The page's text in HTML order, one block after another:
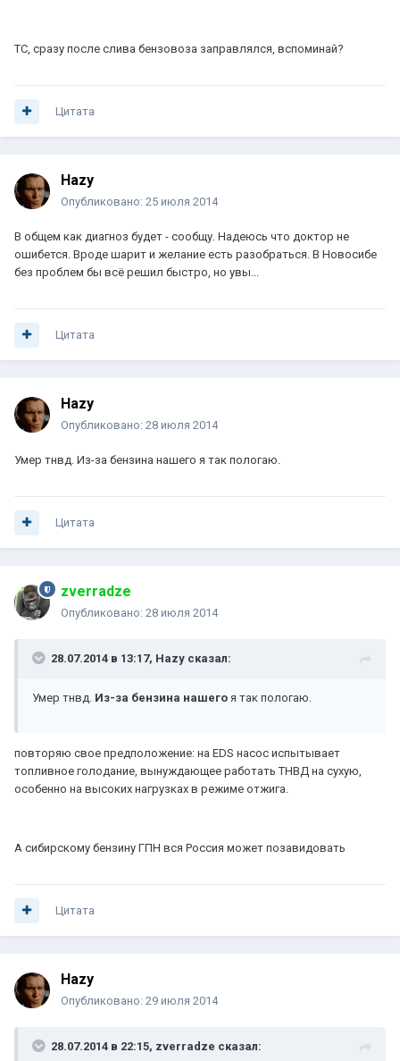
ТС, сразу после слива бензовоза заправлялся, вспоминай?
Цитата
Hazy
Опубликовано: 25 июля 2014
В общем как диагноз будет - сообщу. Надеюсь что доктор не
ошибется. Вроде шарит и желание есть разобраться. В Новосибе
без проблем бы всё решил быстро, но увы...
Цитата
Hazy
Опубликовано: 28 июля 2014
Умер тнвд. Из-за бензина нашего я так пологаю.
Цитата
zverradze
Опубликовано: 28 июля 2014
28.07.2014 в 13:17, Hazy сказал:
Умер тнвд. Из-за бензина нашего я так пологаю.
повторяю свое предположение: на EDS насос испытывает
топливное голодание, вынуждающее работать ТНВД на сухую,
особенно на высоких нагрузках в режиме отжига.
А сибирскому бензину ГПН вся Россия может позавидовать
Цитата
Hazy
Опубликовано: 29 июля 2014
28.07.2014 в 22:15, zverradze сказал: